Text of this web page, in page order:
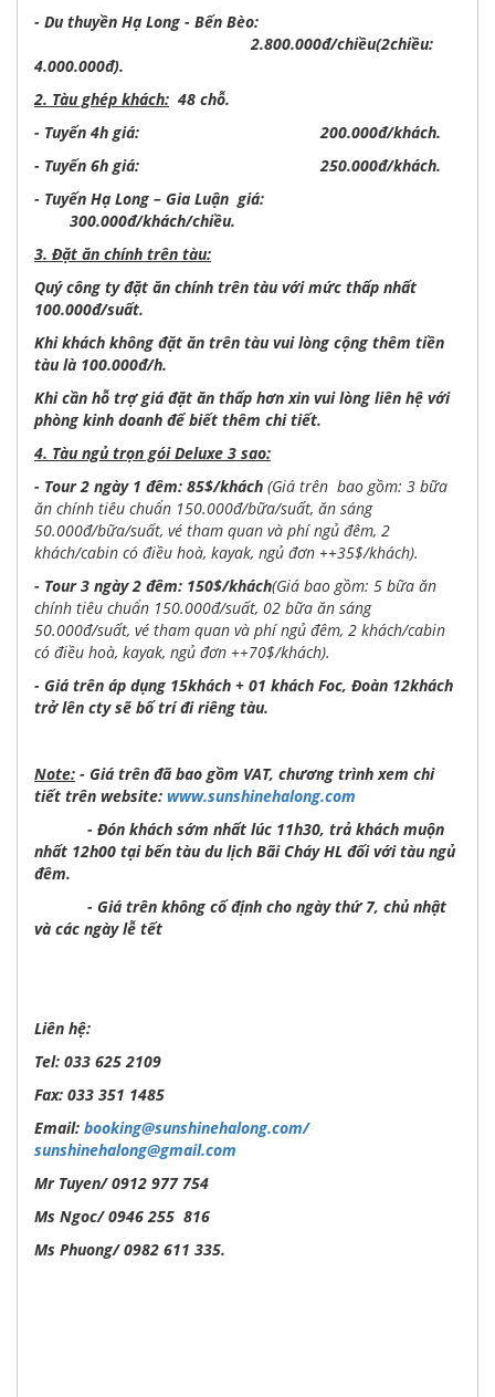
- Du thuyền Hạ Long - Bến Bèo:
2.800.000đ/chiều(2chiều:
4.000.000đ).
2. Tàu ghép khách: 48 chỗ.
- Tuyến 4h giá: 200.000đ/khách.
- Tuyến 6h giá: 250.000đ/khách.
- Tuyến Hạ Long – Gia Luận giá:
300.000đ/khách/chiều.
3. Đặt ăn chính trên tàu:
Quý công ty đặt ăn chính trên tàu với mức thấp nhất
100.000đ/suất.
Khi khách không đặt ăn trên tàu vui lòng cộng thêm tiền
tàu là 100.000đ/h.
Khi cần hỗ trợ giá đặt ăn thấp hơn xin vui lòng liên hệ với
phòng kinh doanh để biết thêm chi tiết.
4. Tàu ngủ trọn gói Deluxe 3 sao:
- Tour 2 ngày 1 đêm: 85$/khách (Giá trên bao gồm: 3 bữa
ăn chính tiêu chuẩn 150.000đ/bữa/suất, ăn sáng
50.000đ/bữa/suất, vé tham quan và phí ngủ đêm, 2
khách/cabin có điều hoà, kayak, ngủ đơn ++35$/khách).
- Tour 3 ngày 2 đêm: 150$/khách(Giá bao gồm: 5 bữa ăn
chính tiêu chuẩn 150.000đ/suất, 02 bữa ăn sáng
50.000đ/suất, vé tham quan và phí ngủ đêm, 2 khách/cabin
có điều hoà, kayak, ngủ đơn ++70$/khách).
- Giá trên áp dụng 15khách + 01 khách Foc, Đoàn 12khách
trở lên cty sẽ bố trí đi riêng tàu.
Note: - Giá trên đã bao gồm VAT, chương trình xem chi
tiết trên website: www.sunshinehalong.com
- Đón khách sớm nhất lúc 11h30, trả khách muộn
nhất 12h00 tại bến tàu du lịch Bãi Cháy HL đối với tàu ngủ
đêm.
- Giá trên không cố định cho ngày thứ 7, chủ nhật
và các ngày lễ tết
Liên hệ:
Tel: 033 625 2109
Fax: 033 351 1485
Email: booking@sunshinehalong.com/
sunshinehalong@gmail.com
Mr Tuyen/ 0912 977 754
Ms Ngoc/ 0946 255 816
Ms Phuong/ 0982 611 335.